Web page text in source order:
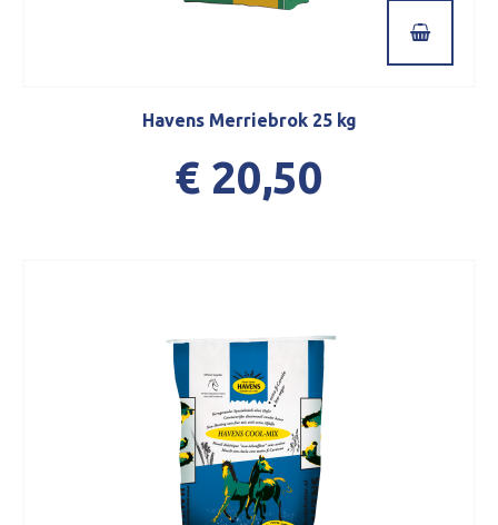
Havens Merriebrok 25 kg
€ 20,50